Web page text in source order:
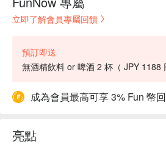
立即了解會員專屬回饋
預訂即送
無酒精飲料 or 啤酒 2 杯（ JPY 1188
成為會員最高可享 3% Fun 幣
亮點